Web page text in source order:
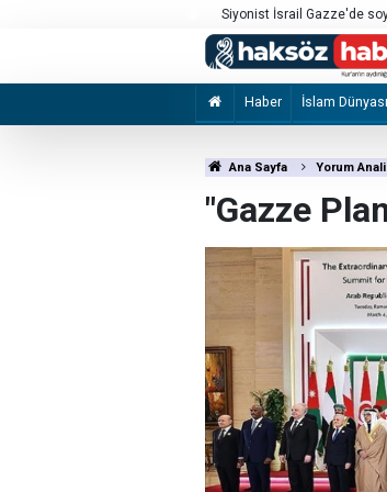
“Dâvûd’a zırh yapma
Haber İslam Dünyası
Ana Sayfa Yorum
"Gazze